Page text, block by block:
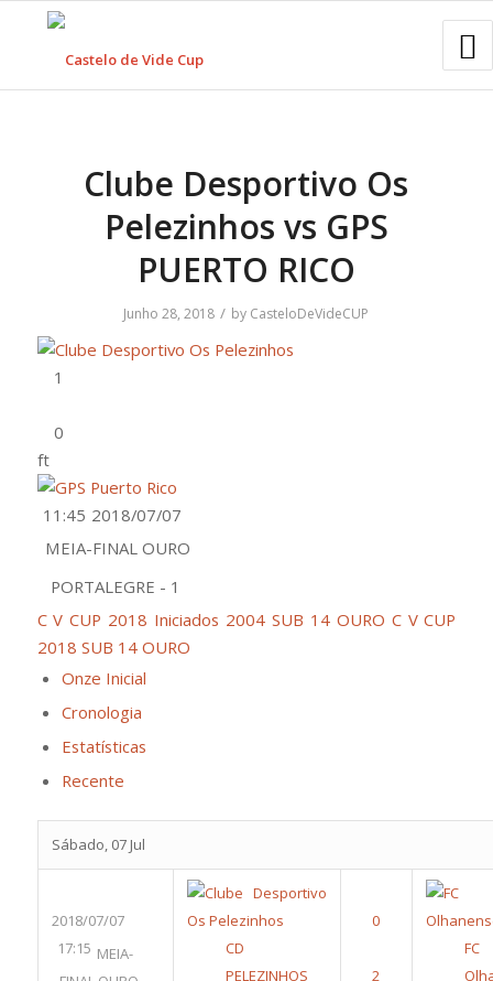
Clube Desportivo Os
Pelezinhos vs GPS
PUERTO RICO
Junho 28, 2018 / by CasteloDeVideCUP
ft
2018/07/07
11:45
MEIA-FINAL OURO
PORTALEGRE - 1
C V CUP 2018 Iniciados 2004 SUB 14 OURO C V CUP
2018 SUB 14 OURO
Onze Inicial
Cronologia
Estatísticas
Recente
Sábado, 07 Jul
2018/07/07
17:15 MEIA-
CD
PELEZINHOS